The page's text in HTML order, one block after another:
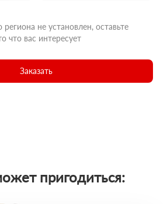
не установлен, оставьте
что вас интересует
Заказать
пригодиться: